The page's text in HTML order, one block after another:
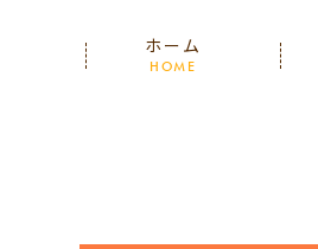
ホーム
HOME